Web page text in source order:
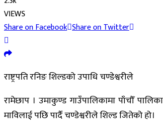
VIEWS
Share on Facebook Share on Twitter
राष्ट्रपति रनिङ शिल्डको उपाधि चण्डेश्वरीले
रामेछाप । उमाकुण्ड गाउँपालिकामा पाँचौँ
माविलाई पछि पार्दै चण्डेश्वरीले शिल्ड जितेको हो।